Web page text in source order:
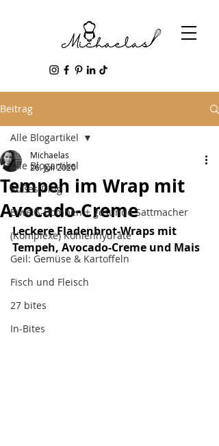
Beitrag
Alle Blogartikel
Süßes Ding
Eiweiß-Bomben + gesunde Sattmacher
(Komplexe) Kohlenhydrate
Geil: Gemüse & Kartoffeln
Fisch und Fleisch
27 bites
In-Bites
Alle Blogartikel
Tempeh im Wrap mit
Avocado-Creme
Michaelas
26. Juli 2020
Leckere Fladenbrot-Wraps mit
Tempeh, Avocado-Creme und Mais